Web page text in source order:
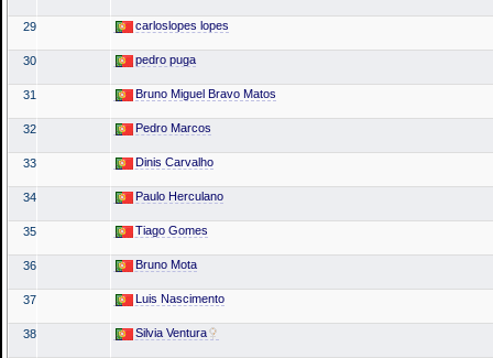
29 carloslopes lopes
30 pedro puga
31 Bruno Miguel Bravo Matos
32 Pedro Marcos
33 Dinis Carvalho
34 Paulo Herculano
35 Tiago Gomes
36 Bruno Mota
37 Luis Nascimento
38 Silvia Ventura